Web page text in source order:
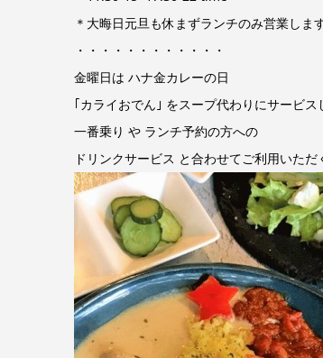
＊大晦日元旦も休まずランチのみ営業しま
・・・・・・・・・・・・
金曜日は ハナ金カレーの日
｢カライおでん｣ をスープ代わりにサービス
一番乗り や ランチ予約の方への
ドリンクサービス と合わせてご利用いた